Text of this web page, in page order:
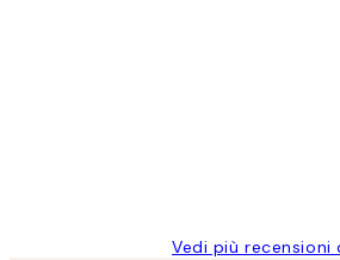
Vedi più recensioni